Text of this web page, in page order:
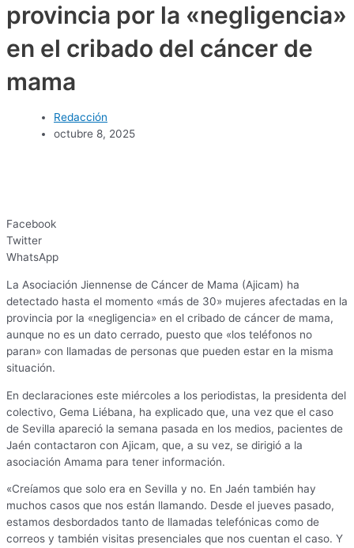
provincia por la «negligencia»
en el cribado del cáncer de
mama
Redacción
octubre 8, 2025
Facebook
Twitter
WhatsApp
La Asociación Jiennense de Cáncer de Mama (Ajicam) ha
detectado hasta el momento «más de 30» mujeres afectadas en la
provincia por la «negligencia» en el cribado de cáncer de mama,
aunque no es un dato cerrado, puesto que «los teléfonos no
paran» con llamadas de personas que pueden estar en la misma
situación.
En declaraciones este miércoles a los periodistas, la presidenta del
colectivo, Gema Liébana, ha explicado que, una vez que el caso
de Sevilla apareció la semana pasada en los medios, pacientes de
Jaén contactaron con Ajicam, que, a su vez, se dirigió a la
asociación Amama para tener información.
«Creíamos que solo era en Sevilla y no. En Jaén también hay
muchos casos que nos están llamando. Desde el jueves pasado,
estamos desbordados tanto de llamadas telefónicas como de
correos y también visitas presenciales que nos cuentan el caso. Y